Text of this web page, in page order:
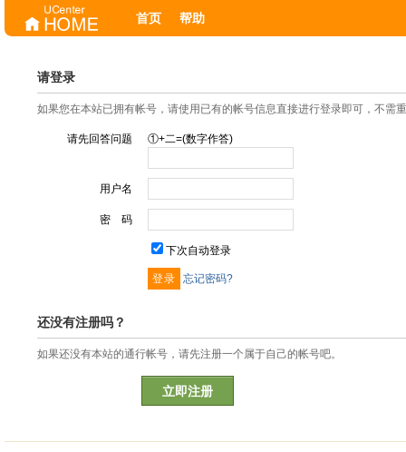
首页 帮助
请登录
如果您在本站已拥有帐号，请使用已有的帐号信息直接进行登录即可，不需
请先回答问题 ①+二=(数字作答)
用户名
密 码
下次自动登录
忘记密码?
还没有注册吗？
如果还没有本站的通行帐号，请先注册一个属于自己的帐号吧。
立即注册